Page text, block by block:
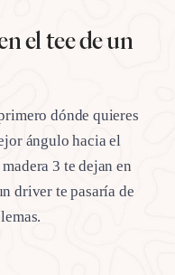
el tee de un
dónde quieres
ángulo hacia el
3 te dejan en
driver te pasaría de